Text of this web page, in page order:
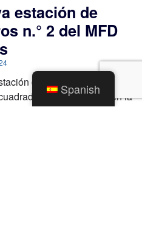
estación de
n.° 2 del MFD
de bomberos #2 tiene
y pone énfasis en la
bienestar de los bomberos.
Spanish